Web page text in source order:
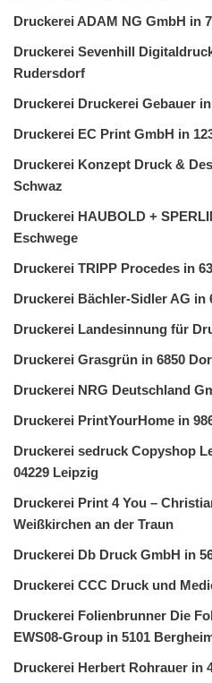
Druckerei ADAM NG GmbH in
Druckerei Sevenhill
Rudersdorf
Druckerei Druckerei Gebauer in
Druckerei EC Print GmbH in
Druckerei Konzept Druck &
Schwaz
Druckerei HAUBOLD +
Eschwege
Druckerei TRIPP Procedes in
Druckerei Bächler-Sidler AG in
Druckerei Landesinnung für
Druckerei Grasgrün in 6850
Druckerei NRG Deutschland
Druckerei PrintYourHome in
Druckerei sedruck Copyshop
04229 Leipzig
Druckerei Print 4 You –
Weißkirchen an der Traun
Druckerei Db Druck GmbH in
Druckerei CCC Druck und
Druckerei Folienbrunner Die
EWS08-Group in 5101
Druckerei Herbert Rohrauer in